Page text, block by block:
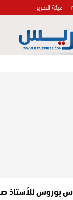
هيئة التحرير
بوروس للأستاذ